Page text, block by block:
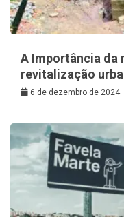
A Importância da
revitalização
6 de dezembro de 2024